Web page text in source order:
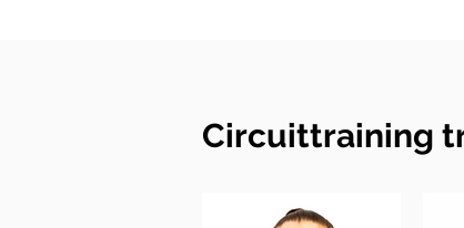
Circuittraining